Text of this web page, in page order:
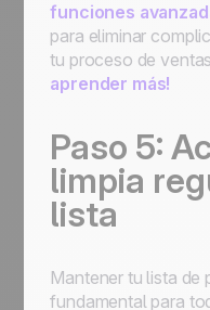
funciones
para eliminar
tu proceso de
aprender más!
Paso 5:
limpia
lista
Mantener tu lista de
fundamental para